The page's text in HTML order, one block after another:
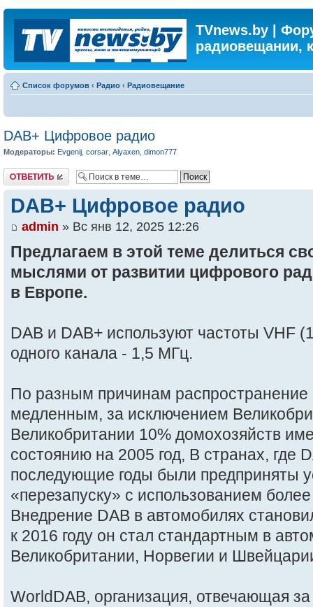
TVnews.by |
радиовещании,
Список форумов ‹ Радио ‹ Радиовещание
DAB+ Цифровое радио
Модераторы: Evgenij corsar Alyaxen dimon777
Ответить
DAB+ Цифровое радио
admin » Вс янв 12, 2025 12:26
Предлагаем в этой теме делиться
мыслями от развитии цифрового
в Европе.
DAB и DAB+ используют частоты VHF
одного канала - 1,5 МГц.
По разным причинам
медленным, за исключением
Великобритании 10% домохозяйств
состоянию на 2005 год, В странах, где
последующие годы были предприняты
«перезапуску» с использованием
Внедрение DAB в автомобилях
к 2016 году он стал стандартным в
Великобритании, Норвегии и
WorldDAB, организация, отвечающая